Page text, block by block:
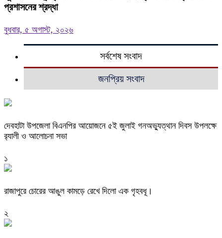
প্রশাসনের শ্রদ্ধা
বুধবার, ৫ অগাস্ট, ২০২৬
সর্বশেষ সংবাদ
জনপ্রিয় সংবাদ
দেবহাটা উপজেলা বিএনপির আয়োজনে ৫ই জুলাই গনঅভ্যুত্থান দিবস উপলক্ষে
র‍্যালী ও আলোচনা সভা
১
রাজাপুরে চোরের আঙুল কামড়ে রেখে দিলো এক গৃহবধূ।
২